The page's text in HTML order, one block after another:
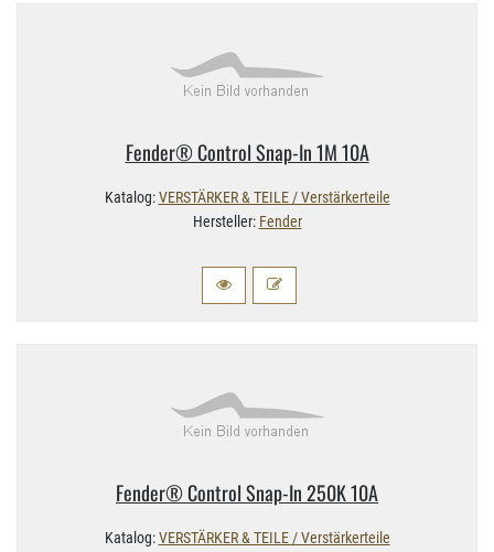
Fender® Control Snap-​In 1M 10A
Katalog:VERSTÄRKER & TEILE / Verstärkerteile
Hersteller: Fender
Fender® Control Snap-​In 250K 10A
Katalog:VERSTÄRKER & TEILE / Verstärkerteile